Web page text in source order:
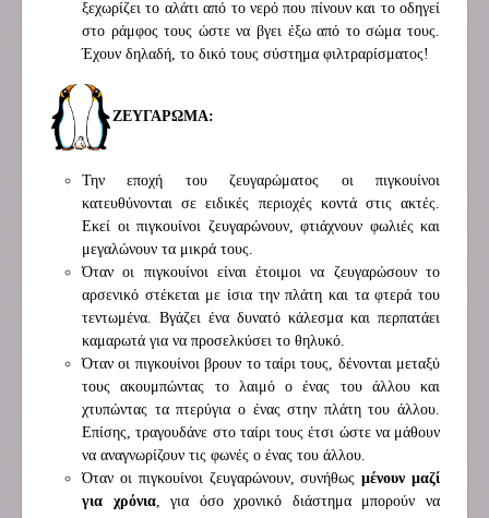
ξεχωρίζει το αλάτι από το νερό που πίνουν και το οδηγεί
στο ράμφος τους ώστε να βγει έξω από το σώμα τους.
Έχουν δηλαδή, το δικό τους σύστημα φιλτραρίσματος!
ΖΕΥΓΑΡΩΜΑ:
Την εποχή του ζευγαρώματος οι πιγκουίνοι
κατευθύνονται σε ειδικές περιοχές κοντά στις ακτές.
Εκεί οι πιγκουίνοι ζευγαρώνουν, φτιάχνουν φωλιές και
μεγαλώνουν τα μικρά τους.
Όταν οι πιγκουίνοι είναι έτοιμοι να ζευγαρώσουν το
αρσενικό στέκεται με ίσια την πλάτη και τα φτερά του
τεντωμένα. Βγάζει ένα δυνατό κάλεσμα και περπατάει
καμαρωτά για να προσελκύσει το θηλυκό.
Όταν οι πιγκουίνοι βρουν το ταίρι τους, δένονται μεταξύ
τους ακουμπώντας το λαιμό ο ένας του άλλου και
χτυπώντας τα πτερύγια ο ένας στην πλάτη του άλλου.
Επίσης, τραγουδάνε στο ταίρι τους έτσι ώστε να μάθουν
να αναγνωρίζουν τις φωνές ο ένας του άλλου.
Όταν οι πιγκουίνοι ζευγαρώνουν, συνήθωςμένουν μαζί
για χρόνια, για όσο χρονικό διάστημα μπορούν να